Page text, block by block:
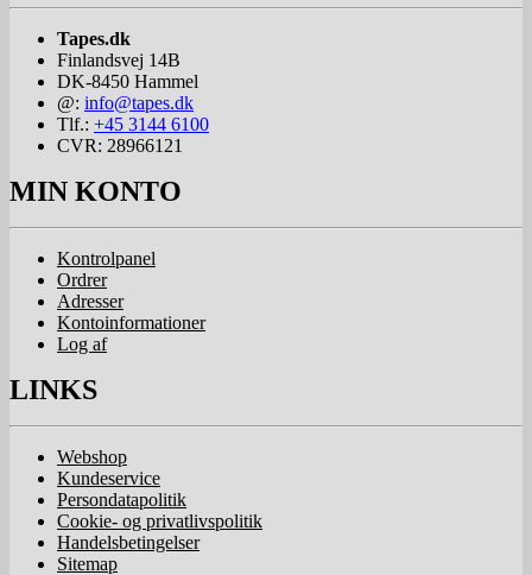
Tapes.dk
Finlandsvej 14B
DK-8450 Hammel
@: info@tapes.dk
Tlf.: +45 3144 6100
CVR: 28966121
MIN KONTO
Kontrolpanel
Ordrer
Adresser
Kontoinformationer
Log af
LINKS
Webshop
Kundeservice
Persondatapolitik
Cookie- og privatlivspolitik
Handelsbetingelser
Sitemap